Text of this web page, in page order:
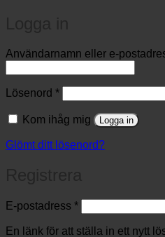
Användarnamn eller e-
Lösenord *Obligatoriskt
Kom ihåg mig Logga in
Glömt ditt lösenord?
E-postadress *Obligatoriskt
En länk för att ställa in ett nytt